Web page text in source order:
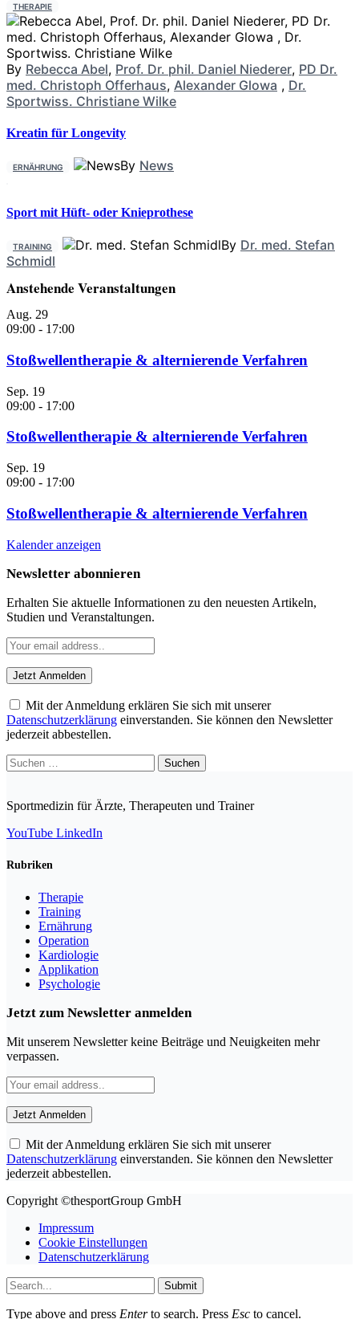
THERAPIE
By Rebecca Abel, Prof. Dr. phil. Daniel Niederer, PD Dr.
med. Christoph Offerhaus, Alexander Glowa , Dr.
Sportwiss. Christiane Wilke
Kreatin für Longevity
ERNÄHRUNG By News
Sport mit Hüft- oder Knieprothese
TRAINING By Dr. med. Stefan
Schmidl
Anstehende Veranstaltungen
Aug. 29
09:00 - 17:00
Stoßwellentherapie & alternierende Verfahren
Sep. 19
09:00 - 17:00
Stoßwellentherapie & alternierende Verfahren
Sep. 19
09:00 - 17:00
Stoßwellentherapie & alternierende Verfahren
Kalender anzeigen
Newsletter abonnieren
Erhalten Sie aktuelle Informationen zu den neuesten Artikeln,
Studien und Veranstaltungen.
Mit der Anmeldung erklären Sie sich mit unserer
Datenschutzerklärung einverstanden. Sie können den Newsletter
jederzeit abbestellen.
Suchen
nach:
Sportmedizin für Ärzte, Therapeuten und Trainer
YouTube LinkedIn
Rubriken
Therapie
Training
Ernährung
Operation
Kardiologie
Applikation
Psychologie
Jetzt zum Newsletter anmelden
Mit unserem Newsletter keine Beiträge und Neuigkeiten mehr
verpassen.
Mit der Anmeldung erklären Sie sich mit unserer
Datenschutzerklärung einverstanden. Sie können den Newsletter
jederzeit abbestellen.
Copyright ©thesportGroup GmbH
Impressum
Cookie Einstellungen
Datenschutzerklärung
Submit
Type above and press Enterto search. Press Esc to cancel.